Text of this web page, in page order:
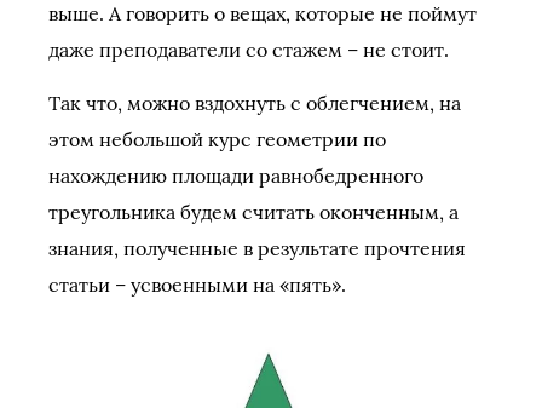
выше. А говорить о вещах, которые не поймут
даже преподаватели со стажем – не стоит.
Так что, можно вздохнуть с облегчением, на
этом небольшой курс геометрии по
нахождению площади равнобедренного
треугольника будем считать оконченным, а
знания, полученные в результате прочтения
статьи – усвоенными на «пять».